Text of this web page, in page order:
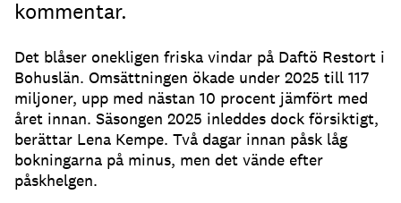
kommentar.
Det blåser onekligen friska vindar på Daftö Restort i
Bohuslän. Omsättningen ökade under 2025 till 117
miljoner, upp med nästan 10 procent jämfört med
året innan. Säsongen 2025 inleddes dock försiktigt,
berättar Lena Kempe. Två dagar innan påsk låg
bokningarna på minus, men det vände efter
påskhelgen.